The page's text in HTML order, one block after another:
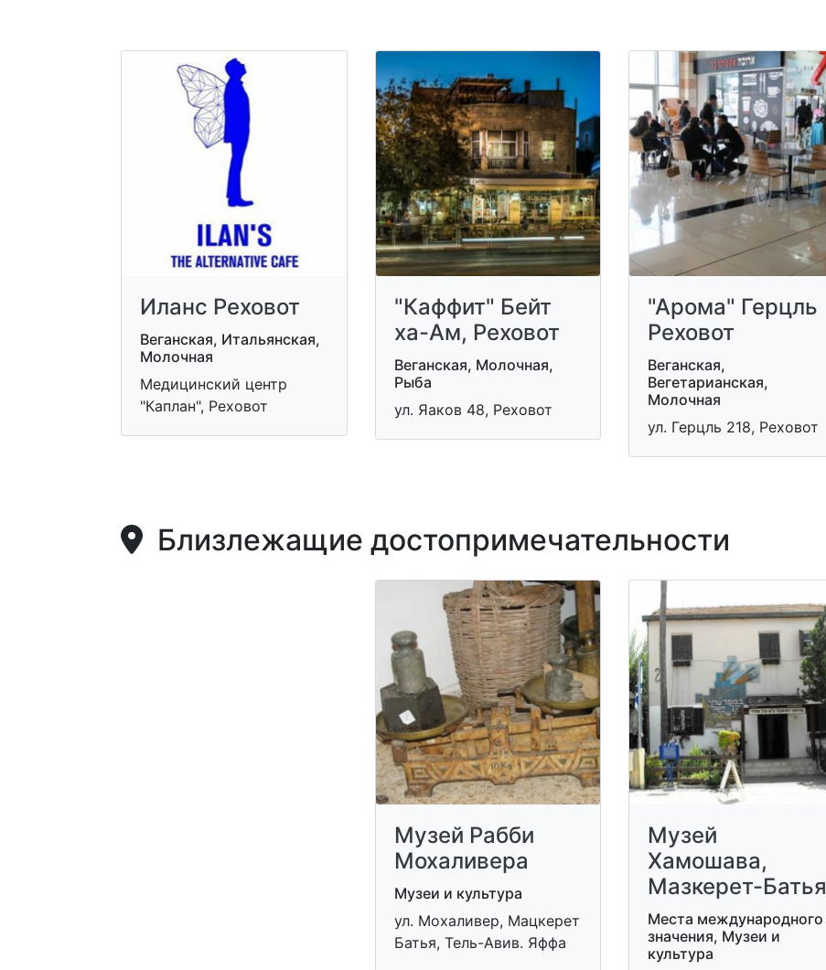
Иланс Реховот
Веганская, Итальянская,
Молочная
Медицинский центр
"Каплан", Реховот
"Каффит" Бейт
ха-Ам, Реховот
Веганская, Молочная,
Рыба
ул. Яаков 48, Реховот
"Арома" Герцль
Реховот
Веганская,
Вегетарианская,
Молочная
ул. Герцль 218, Реховот
Близлежащие достопримечательности
Музей Рабби
Мохаливера
Музеи и культура
ул. Мохаливер, Мацкерет
Батья, Тель-Авив. Яффа
Музей
Хамошава,
Мазкерет-Батья
Места международного
значения, Музеи и
культура